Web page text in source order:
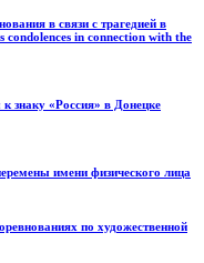
в связи с трагедией в
condolences in connection with the
знаку «Россия» в Донецке
имени физического лица
по художественной